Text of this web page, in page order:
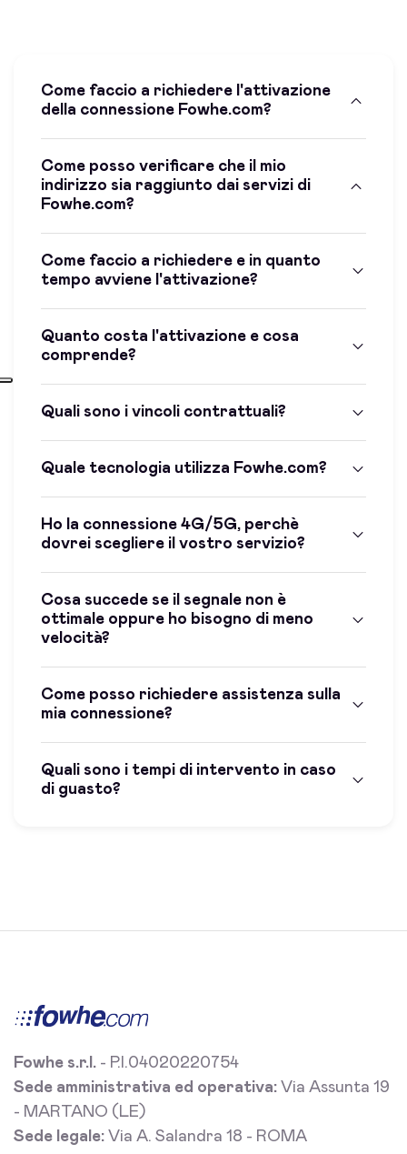
Come faccio a richiedere l'attivazione
della connessione Fowhe.com?
Come posso verificare che il mio
indirizzo sia raggiunto dai servizi di
Fowhe.com?
Come faccio a richiedere e in quanto
tempo avviene l'attivazione?
Quanto costa l'attivazione e cosa
comprende?
Quali sono i vincoli contrattuali?
Quale tecnologia utilizza Fowhe.com?
Ho la connessione 4G/5G, perchè
dovrei scegliere il vostro servizio?
Cosa succede se il segnale non è
ottimale oppure ho bisogno di meno
velocità?
Come posso richiedere assistenza sulla
mia connessione?
Quali sono i tempi di intervento in caso
di guasto?
Fowhe s.r.l. - P.I.04020220754
Sede amministrativa ed operativa: Via Assunta 19
- MARTANO (LE)
Sede legale: Via A. Salandra 18 - ROMA